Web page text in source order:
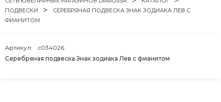
ПОДВЕСКИ
СЕРЕБРЯНАЯ ПОДВЕСКА ЗНАК ЗОДИАКА ЛЕВ С
ФИАНИТОМ
Серебряная подвеска Знак зодиака Лев с фианитом
Артикул: с034026